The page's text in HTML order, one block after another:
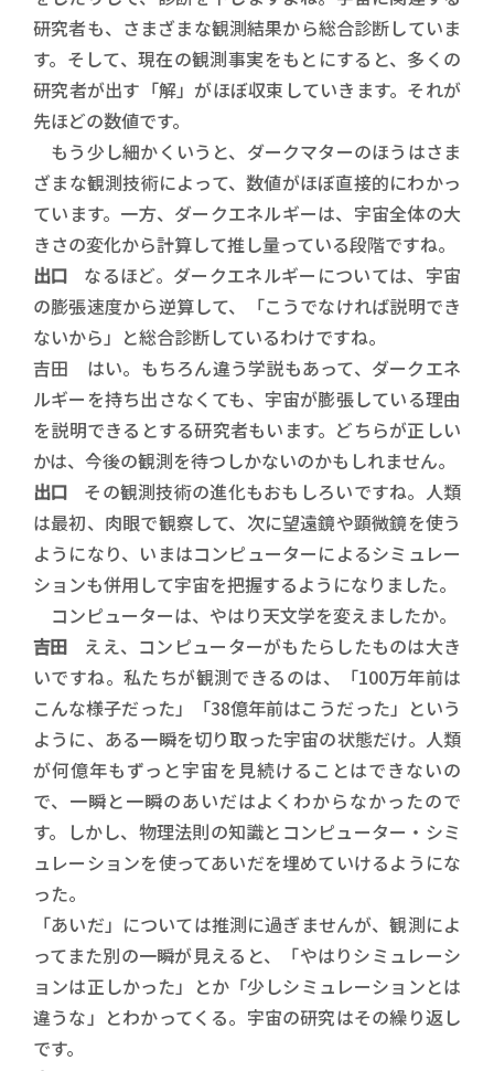
研究者も、さまざまな観測結果から総合診断していま
す。そして、現在の観測事実をもとにすると、多くの
研究者が出す「解」がほぼ収束していきます。それが
先ほどの数値です。
もう少し細かくいうと、ダークマターのほうはさま
ざまな観測技術によって、数値がほぼ直接的にわかっ
ています。一方、ダークエネルギーは、宇宙全体の大
きさの変化から計算して推し量っている段階ですね。
出口なるほど。ダークエネルギーについては、宇宙
の膨張速度から逆算して、「こうでなければ説明でき
ないから」と総合診断しているわけですね。
吉田 はい。もちろん違う学説もあって、ダークエネ
ルギーを持ち出さなくても、宇宙が膨張している理由
を説明できるとする研究者もいます。どちらが正しい
かは、今後の観測を待つしかないのかもしれません。
出口その観測技術の進化もおもしろいですね。人類
は最初、肉眼で観察して、次に望遠鏡や顕微鏡を使う
ようになり、いまはコンピューターによるシミュレー
ションも併用して宇宙を把握するようになりました。
コンピューターは、やはり天文学を変えましたか。
吉田ええ、コンピューターがもたらしたものは大き
いですね。私たちが観測できるのは、「100万年前は
こんな様子だった」「38億年前はこうだった」という
ように、ある一瞬を切り取った宇宙の状態だけ。人類
が何億年もずっと宇宙を見続けることはできないの
で、一瞬と一瞬のあいだはよくわからなかったので
す。しかし、物理法則の知識とコンピューター・シミ
ュレーションを使ってあいだを埋めていけるようにな
った。
「あいだ」については推測に過ぎませんが、観測によ
ってまた別の一瞬が見えると、「やはりシミュレーシ
ョンは正しかった」とか「少しシミュレーションとは
違うな」とわかってくる。宇宙の研究はその繰り返し
です。